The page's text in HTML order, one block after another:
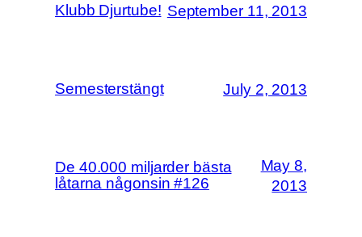
Klubb Djurtube! September 11, 2013
Semesterstängt July 2, 2013
De 40.000 miljarder bästa
låtarna någonsin #126
May 8,
2013